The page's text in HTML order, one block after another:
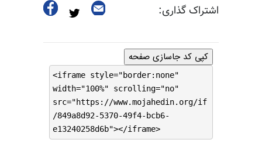
اشتراک گذاری:
کپی کد جاسازی صفحه
<iframe style="border:none"
width="100%" scrolling="no"
src="https://www.mojahedin.org/if
/849a8d92-5370-49f4-bcb6-
e13240258d6b"></iframe>